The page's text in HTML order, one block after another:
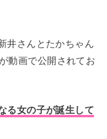
井さんとたかちゃん
動画で公開されてお
る女の子が誕生して